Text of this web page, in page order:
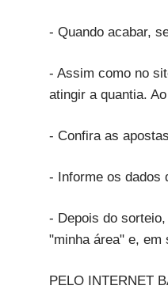
- Quando acabar,
- Assim como no
atingir a quantia.
- Confira as
- Informe os dados
- Depois do
"minha área" e, em
PELO INTERNET